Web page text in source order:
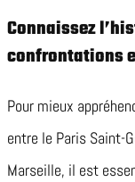
Connaissez
confrontations
Pour mieux
entre le Paris Saint-
Marseille, il est